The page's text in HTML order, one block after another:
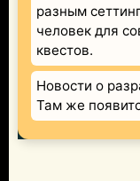
разным
человек для
квестов.
Новости о
Там же